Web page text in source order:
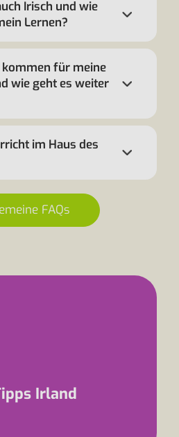
Irisch und wie
Lernen?
für meine
wie geht es weiter
im Haus des
FAQs
Irland